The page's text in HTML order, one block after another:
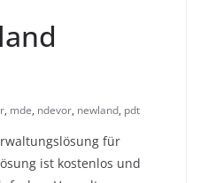
, mde, ndevor, newland, pdt
für
ist kostenlos und